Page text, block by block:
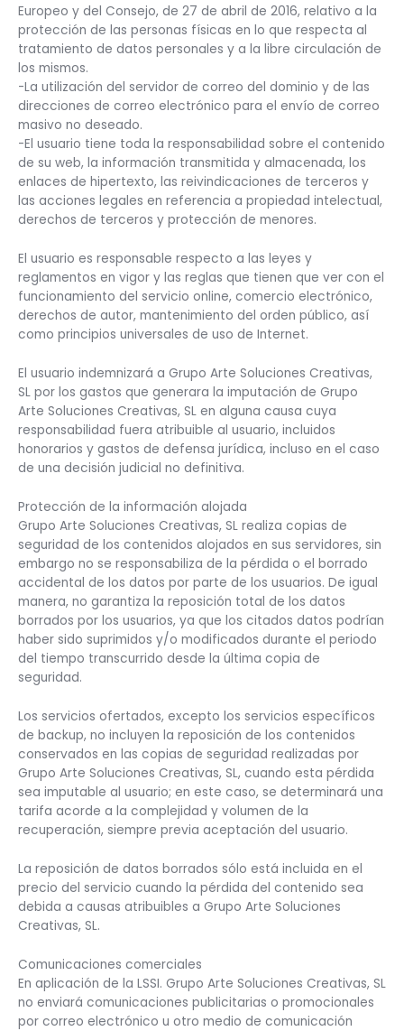
Europeo y del Consejo, de 27 de abril de 2016, relativo a la
protección de las personas físicas en lo que respecta al
tratamiento de datos personales y a la libre circulación de
los mismos.
-La utilización del servidor de correo del dominio y de las
direcciones de correo electrónico para el envío de correo
masivo no deseado.
-El usuario tiene toda la responsabilidad sobre el contenido
de su web, la información transmitida y almacenada, los
enlaces de hipertexto, las reivindicaciones de terceros y
las acciones legales en referencia a propiedad intelectual,
derechos de terceros y protección de menores.
El usuario es responsable respecto a las leyes y
reglamentos en vigor y las reglas que tienen que ver con el
funcionamiento del servicio online, comercio electrónico,
derechos de autor, mantenimiento del orden público, así
como principios universales de uso de Internet.
El usuario indemnizará a Grupo Arte Soluciones Creativas,
SL por los gastos que generara la imputación de Grupo
Arte Soluciones Creativas, SL en alguna causa cuya
responsabilidad fuera atribuible al usuario, incluidos
honorarios y gastos de defensa jurídica, incluso en el caso
de una decisión judicial no definitiva.
Protección de la información alojada
Grupo Arte Soluciones Creativas, SL realiza copias de
seguridad de los contenidos alojados en sus servidores, sin
embargo no se responsabiliza de la pérdida o el borrado
accidental de los datos por parte de los usuarios. De igual
manera, no garantiza la reposición total de los datos
borrados por los usuarios, ya que los citados datos podrían
haber sido suprimidos y/o modificados durante el periodo
del tiempo transcurrido desde la última copia de
seguridad.
Los servicios ofertados, excepto los servicios específicos
de backup, no incluyen la reposición de los contenidos
conservados en las copias de seguridad realizadas por
Grupo Arte Soluciones Creativas, SL, cuando esta pérdida
sea imputable al usuario; en este caso, se determinará una
tarifa acorde a la complejidad y volumen de la
recuperación, siempre previa aceptación del usuario.
La reposición de datos borrados sólo está incluida en el
precio del servicio cuando la pérdida del contenido sea
debida a causas atribuibles a Grupo Arte Soluciones
Creativas, SL.
Comunicaciones comerciales
En aplicación de la LSSI. Grupo Arte Soluciones Creativas, SL
no enviará comunicaciones publicitarias o promocionales
por correo electrónico u otro medio de comunicación